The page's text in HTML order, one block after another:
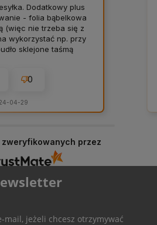
Dodatkowy plus
- folia bąbelkowa
(więc nie trzeba się z
wykorzystać np. przy
sklejone taśmą
0
04-29
przez
mail, jeżeli chcesz otrzymywać